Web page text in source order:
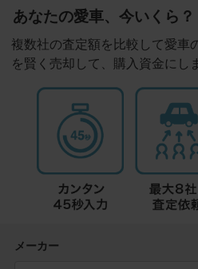
あなたの愛車、今いくら？
複数社の査定額を比較して愛車
を賢く売却して、購入資金にし
メーカー